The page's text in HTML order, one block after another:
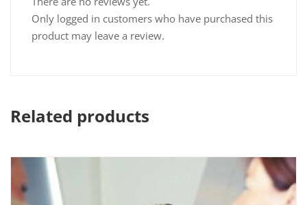
Only logged in customers who have purchased this
product may leave a review.
Related products